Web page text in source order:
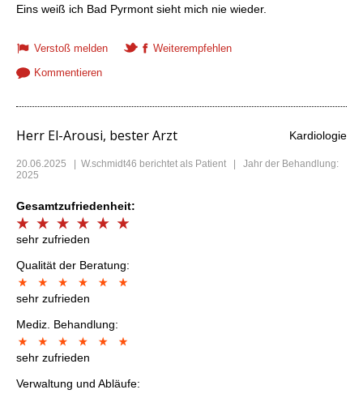
Eins weiß ich Bad Pyrmont sieht mich nie wieder.
Verstoß melden
Weiterempfehlen
Kommentieren
Herr El-Arousi, bester Arzt Kardiologie
20.06.2025 W.schmidt46 berichtet als Patient | Jahr der Behandlung:
2025
Gesamtzufriedenheit:
sehr zufrieden
Qualität der Beratung:
sehr zufrieden
Mediz. Behandlung:
sehr zufrieden
Verwaltung und Abläufe: